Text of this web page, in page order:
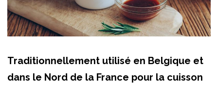
Traditionnellement utilisé en Belgique et
dans le Nord de la France pour la cuisson